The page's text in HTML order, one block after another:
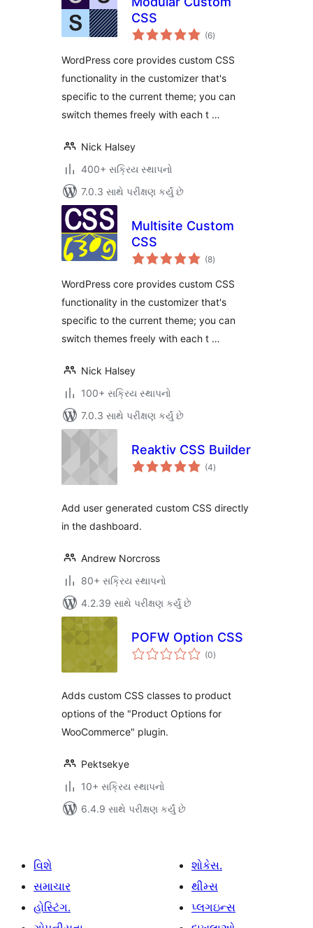
CSS
(6કુલ
રેટિંગ્સ
)
WordPress core provides custom CSS
functionality in the customizer that's
specific to the current theme; you can
switch themes freely with each t …
Nick Halsey
400+ સક્રિય સ્થાપનો
7.0.3 સાથે પરીક્ષણ કર્યું છે
Multisite Custom
CSS
(8કુલ
રેટિંગ્સ
)
WordPress core provides custom CSS
functionality in the customizer that's
specific to the current theme; you can
switch themes freely with each t …
Nick Halsey
100+ સક્રિય સ્થાપનો
7.0.3 સાથે પરીક્ષણ કર્યું છે
Reaktiv CSS Builder
(4કુલ
રેટિંગ્સ
)
Add user generated custom CSS directly
in the dashboard.
Andrew Norcross
80+ સક્રિય સ્થાપનો
4.2.39 સાથે પરીક્ષણ કર્યું છે
POFW Option CSS
(0કુલ
રેટિંગ્સ
)
Adds custom CSS classes to product
options of the "Product Options for
WooCommerce" plugin.
Pektsekye
10+ સક્રિય સ્થાપનો
6.4.9 સાથે પરીક્ષણ કર્યું છે
વિશે
સમાચાર
હોસ્ટિંગ.
શોકેસ.
થીમ્સ
પ્લગઇન્સ